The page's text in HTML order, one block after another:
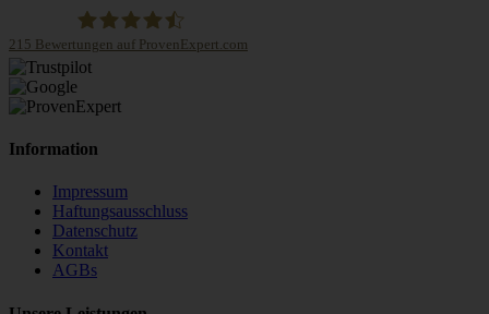
STEUBEL Steuergeräte Annahme Filiale MBE 0214
215 Bewertungen auf ProvenExpert.com
Information
Impressum
Haftungsausschluss
Datenschutz
Kontakt
AGBs